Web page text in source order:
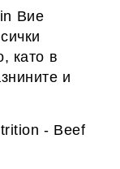
Вие
като в
и
- Beef